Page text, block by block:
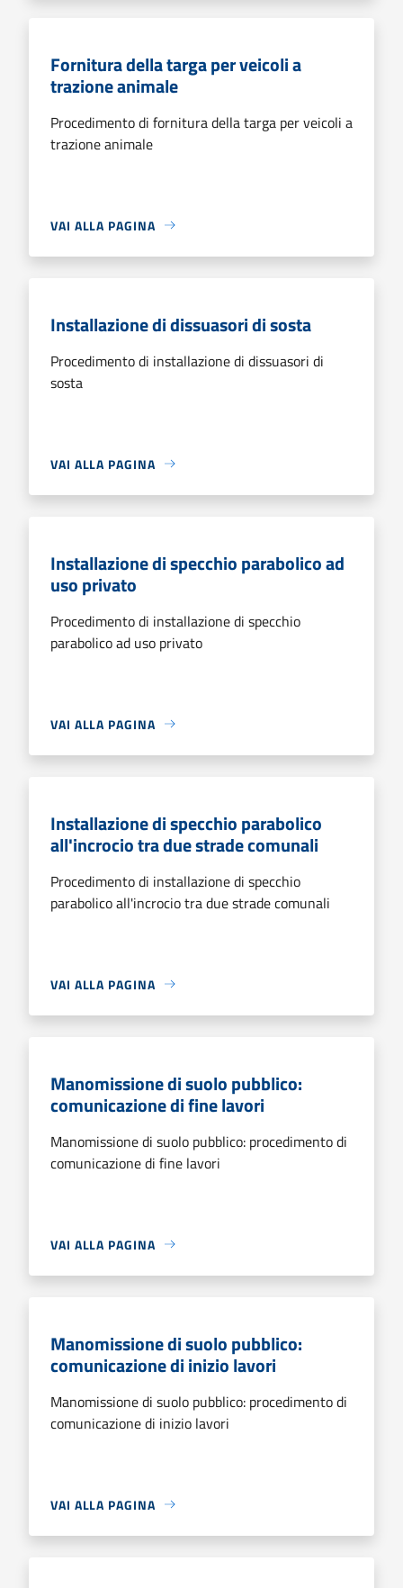
Fornitura della targa per veicoli a
trazione animale
Procedimento di fornitura della targa per veicoli a
trazione animale
VAI ALLA PAGINA
Installazione di dissuasori di sosta
Procedimento di installazione di dissuasori di
sosta
VAI ALLA PAGINA
Installazione di specchio parabolico ad
uso privato
Procedimento di installazione di specchio
parabolico ad uso privato
VAI ALLA PAGINA
Installazione di specchio parabolico
all'incrocio tra due strade comunali
Procedimento di installazione di specchio
parabolico all'incrocio tra due strade comunali
VAI ALLA PAGINA
Manomissione di suolo pubblico:
comunicazione di fine lavori
Manomissione di suolo pubblico: procedimento di
comunicazione di fine lavori
VAI ALLA PAGINA
Manomissione di suolo pubblico:
comunicazione di inizio lavori
Manomissione di suolo pubblico: procedimento di
comunicazione di inizio lavori
VAI ALLA PAGINA